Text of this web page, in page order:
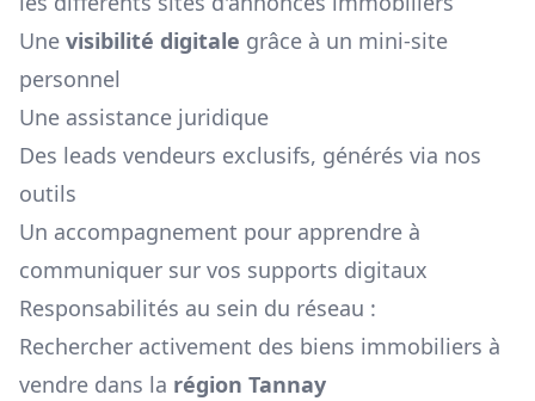
Une visibilité digitale grâce à un mini-site
personnel
Une assistance juridique
Des leads vendeurs exclusifs, générés via nos
outils
Un accompagnement pour apprendre à
communiquer sur vos supports digitaux
Responsabilités au sein du réseau :
Rechercher activement des biens immobiliers à
vendre dans la région Tannay